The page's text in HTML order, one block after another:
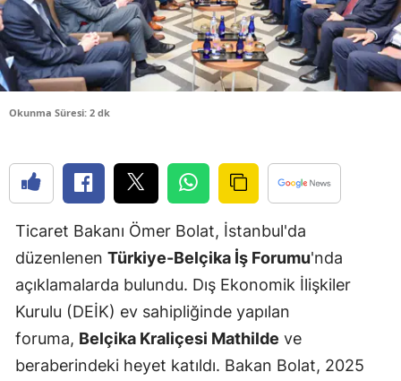
Çanakkale
Çankırı
Çorum
Diyarbakır
Edirne
Erzincan
Okunma Süresi: 2 dk
Ticaret Bakanı Ömer Bolat, İstanbul'da
düzenlenen Türkiye-Belçika İş Forumu'nda
açıklamalarda bulundu. Dış Ekonomik İlişkiler
Kurulu (DEİK) ev sahipliğinde yapılan
foruma, Belçika Kraliçesi Mathilde ve
beraberindeki heyet katıldı. Bakan Bolat, 2025